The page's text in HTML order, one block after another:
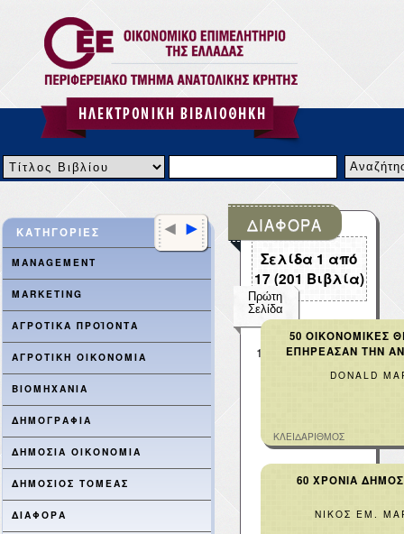
ΚΑΤΗΓΟΡΙΕΣ < >
MANAGEMENT
MARKETING
ΑΓΡΟΤΙΚΑ ΠΡΟΪΟΝΤΑ
ΑΓΡΟΤΙΚΗ ΟΙΚΟΝΟΜΙΑ
ΒΙΟΜΗΧΑΝΙΑ
ΔΗΜΟΓΡΑΦΙΑ
ΔΗΜΟΣΙΑ ΟΙΚΟΝΟΜΙΑ
ΔΗΜΟΣΙΟΣ ΤΟΜΕΑΣ
ΔΙΑΦΟΡΑ
ΔΙΑΦΟΡΑ
Σελίδα 1 από
17(201 Βιβλία)
Πρώτη
Σελίδα
1 3 4 5
6
Σελίδα
50 ΟΙΚΟΝΟΜΙΚΕΣ
ΕΠΗΡΕΑΣΑΝ ΤΗΝ
DONALD
ΚΛΕΙΔΑΡΙΘΜΟΣ
60 ΧΡΟΝΙΑ
ΝΙΚΟΣ ΕΜ.